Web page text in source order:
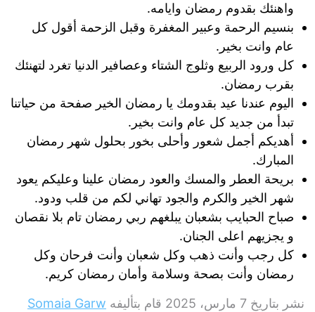
واهنئك بقدوم رمضان وايامه.
بنسيم الرحمة وعبير المغفرة وقبل الزحمة أقول كل
عام وانت بخير.
كل ورود الربيع وثلوج الشتاء وعصافير الدنيا تغرد لتهنئك
بقرب رمضان.
اليوم عندنا عيد بقدومك يا رمضان الخير صفحة من حياتنا
تبدأ من جديد كل عام وانت بخير.
أهديكم أجمل شعور وأحلى بخور بحلول شهر رمضان
المبارك.
بريحة العطر والمسك والعود رمضان علينا وعليكم يعود
شهر الخير والكرم والجود تهاني لكم من قلب ودود.
صباح الحبايب بشعبان يبلغهم ربي رمضان تام بلا نقصان
و يجزيهم اعلى الجنان.
كل رجب وأنت ذهب وكل شعبان وأنت فرحان وكل
رمضان وأنت بصحة وسلامة وأمان رمضان كريم.
نشر بتاريخ 7 مارس، 2025 قام بتأليفه Somaia Garw